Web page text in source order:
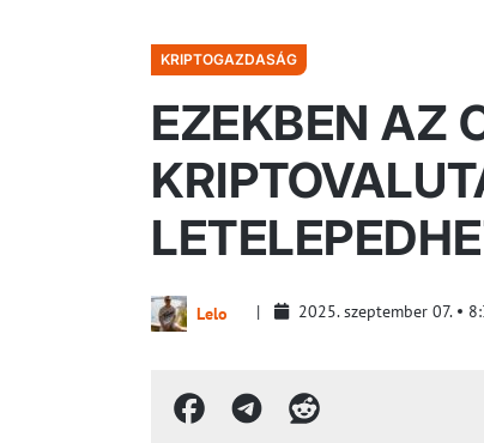
KRIPTOGAZDASÁG
EZEKBEN AZ
Lelo 2025. szeptember 07.